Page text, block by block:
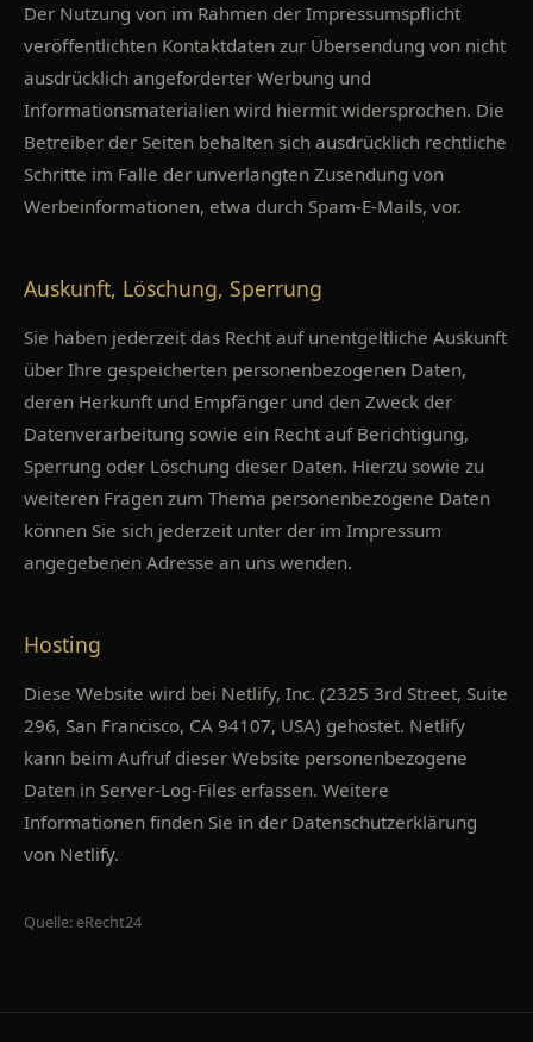
Der Nutzung von im Rahmen der Impressumspflicht
veröffentlichten Kontaktdaten zur Übersendung von nicht
ausdrücklich angeforderter Werbung und
Informationsmaterialien wird hiermit widersprochen. Die
Betreiber der Seiten behalten sich ausdrücklich rechtliche
Schritte im Falle der unverlangten Zusendung von
Werbeinformationen, etwa durch Spam-E-Mails, vor.
Auskunft, Löschung, Sperrung
Sie haben jederzeit das Recht auf unentgeltliche Auskunft
über Ihre gespeicherten personenbezogenen Daten,
deren Herkunft und Empfänger und den Zweck der
Datenverarbeitung sowie ein Recht auf Berichtigung,
Sperrung oder Löschung dieser Daten. Hierzu sowie zu
weiteren Fragen zum Thema personenbezogene Daten
können Sie sich jederzeit unter der im Impressum
angegebenen Adresse an uns wenden.
Hosting
Diese Website wird bei Netlify, Inc. (2325 3rd Street, Suite
296, San Francisco, CA 94107, USA) gehostet. Netlify
kann beim Aufruf dieser Website personenbezogene
Daten in Server-Log-Files erfassen. Weitere
Informationen finden Sie in der Datenschutzerklärung
von Netlify.
Quelle: eRecht24